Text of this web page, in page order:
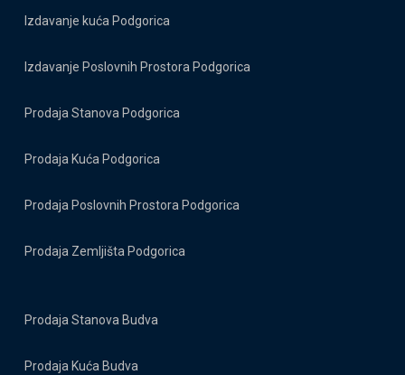
Izdavanje kuća Podgorica
Izdavanje Poslovnih Prostora Podgorica
Prodaja Stanova Podgorica
Prodaja Kuća Podgorica
Prodaja Poslovnih Prostora Podgorica
Prodaja Zemljišta Podgorica
Prodaja Stanova Budva
Prodaja Kuća Budva